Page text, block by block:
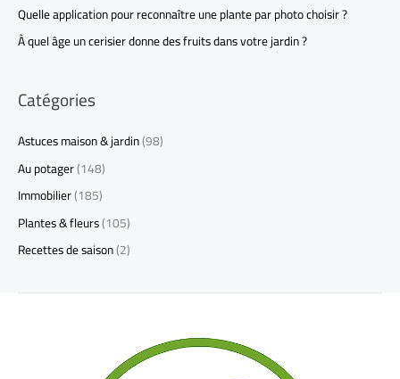
Quelle application pour reconnaître une plante par photo choisir ?
À quel âge un cerisier donne des fruits dans votre jardin ?
Catégories
Astuces maison & jardin(98)
Au potager(148)
Immobilier(185)
Plantes & fleurs(105)
Recettes de saison(2)